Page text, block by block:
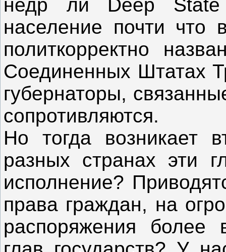
недр ли Deep State
население почти что
политкорректно
Соединенных Штатах
губернаторы,
сопротивляются.
Но тогда возникает
разных странах эти
исполнение?
права граждан, на
распоряжения более